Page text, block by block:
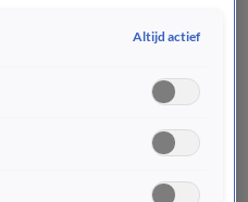
Altijd actief